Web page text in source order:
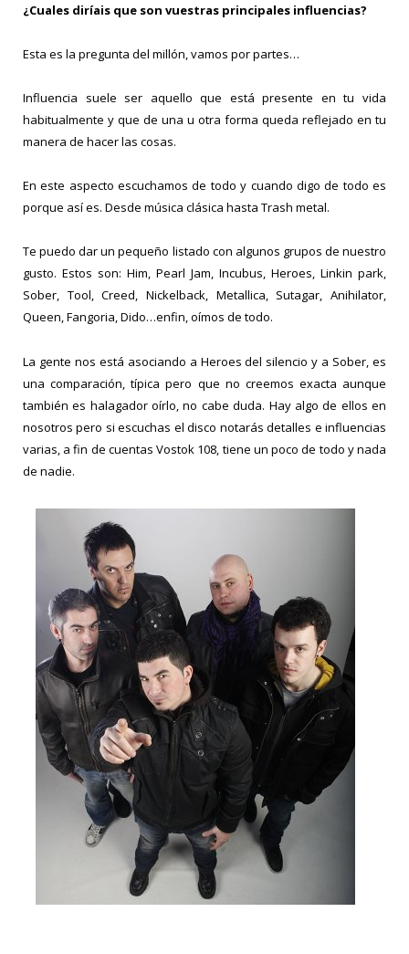
¿Cuales diríais que son vuestras principales influencias?
Esta es la pregunta del millón, vamos por partes…
Influencia suele ser aquello que está presente en tu vida
habitualmente y que de una u otra forma queda reflejado en tu
manera de hacer las cosas.
En este aspecto escuchamos de todo y cuando digo de todo es
porque así es. Desde música clásica hasta Trash metal.
Te puedo dar un pequeño listado con algunos grupos de nuestro
gusto. Estos son: Him, Pearl Jam, Incubus, Heroes, Linkin park,
Sober, Tool, Creed, Nickelback, Metallica, Sutagar, Anihilator,
Queen, Fangoria, Dido…enfin, oímos de todo.
La gente nos está asociando a Heroes del silencio y a Sober, es
una comparación, típica pero que no creemos exacta aunque
también es halagador oírlo, no cabe duda. Hay algo de ellos en
nosotros pero si escuchas el disco notarás detalles e influencias
varias, a fin de cuentas Vostok 108, tiene un poco de todo y nada
de nadie.